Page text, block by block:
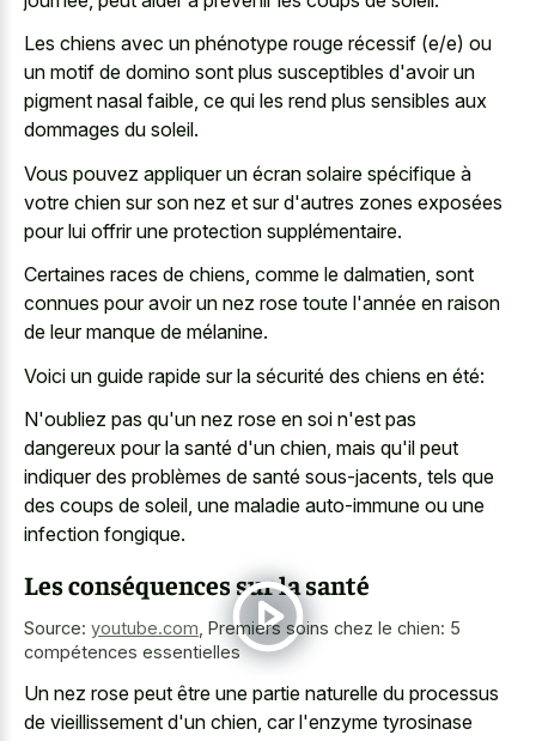
Les chiens avec un phénotype rouge récessif (e/e) ou
un motif de domino sont plus susceptibles d'avoir un
pigment nasal faible, ce qui les rend plus sensibles aux
dommages du soleil.
Vous pouvez appliquer un écran solaire spécifique à
votre chien sur son nez et sur d'autres zones exposées
pour lui offrir une protection supplémentaire.
Certaines races de chiens, comme le dalmatien, sont
connues pour avoir un nez rose toute l'année en raison
de leur manque de mélanine.
Voici un guide rapide sur la sécurité des chiens en été:
N'oubliez pas qu'un nez rose en soi n'est pas
dangereux pour la santé d'un chien, mais qu'il peut
indiquer des problèmes de santé sous-jacents, tels que
des coups de soleil, une maladie auto-immune ou une
infection fongique.
Les conséquences sur la santé
Source: youtube.com Premiers soins chez le chien: 5
compétences essentielles
Un nez rose peut être une partie naturelle du processus
de vieillissement d'un chien, car l'enzyme tyrosinase